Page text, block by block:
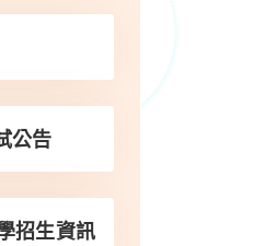
公告
招生資訊